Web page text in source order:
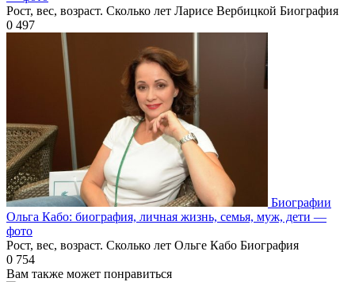
Рост, вес, возраст. Сколько лет Ларисе Вербицкой Биография
0 497
Биографии
Ольга Кабо: биография, личная жизнь, семья, муж, дети —
фото
Рост, вес, возраст. Сколько лет Ольге Кабо Биография
0 754
Вам также может понравиться